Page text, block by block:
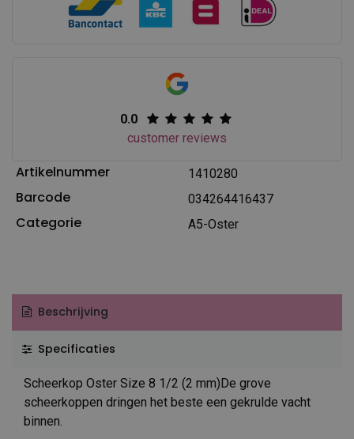
0.0
customer reviews
Artikelnummer 1410280
Barcode 034264416437
Categorie A5-Oster
Beschrijving
Specificaties
Scheerkop Oster Size 8 1/2 (2 mm)De grove
scheerkoppen dringen het beste een gekrulde vacht
binnen.